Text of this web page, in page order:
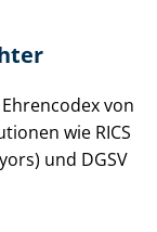
von
wie RICS
und DGSV